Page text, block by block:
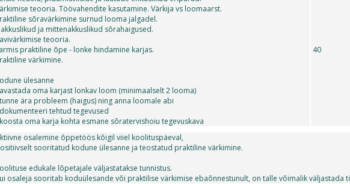
teooria. Töövahendite kasutamine. Värkija vs loomaarst.
sõravärkimine surnud looma jalgadel.
ja mittenakkuslikud sõrahaigused.
teooria.
praktiline õpe - lonke hindamine karjas.
värkimine.
ülesanne
oma karjast lonkav loom (minimaalselt 2 looma)
ära probleem (haigus) ning anna loomale abi
tehtud tegevused
oma karja kohta esmane sõratervishoiu tegevuskava
40
osalemine õppetöös kõigil viiel koolituspäeval,
sooritatud kodune ülesanne ja teostatud praktiline värkimine.
edukale lõpetajale väljastatakse tunnistus.
osaleja sooritab koduülesande või praktilise värkimise ebaõnnestunult, on talle võimalik väljastada